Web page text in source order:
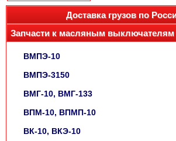
Доставка грузов по
Запчасти к масляным выключателям
ВМПЭ-10
ВМПЭ-3150
ВМГ-10, ВМГ-133
ВПМ-10, ВПМП-10
ВК-10, ВКЭ-10